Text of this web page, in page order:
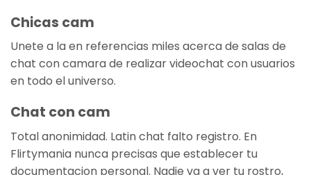
Chicas cam
Unete a la en referencias miles acerca de salas de
chat con camara de realizar videochat con usuarios
en todo el universo.
Chat con cam
Total anonimidad. Latin chat falto registro. En
Flirtymania nunca precisas que establecer tu
documentacion personal. Nadie va a ver tu rostro,